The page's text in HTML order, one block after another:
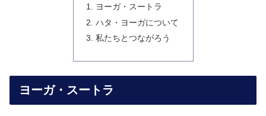
ヨーガ・スートラ
ハタ・ヨーガについて
私たちとつながろう
ヨーガ・スートラ